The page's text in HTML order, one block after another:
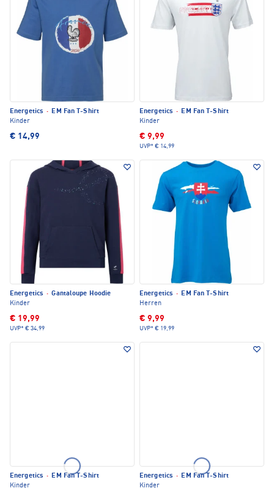
Energetics · EM Fan T-Shirt
Kinder
€ 14,99
Energetics · EM Fan T-Shirt
Kinder
€ 9,99
UVP* € 14,99
Energetics · Gantaloupe Hoodie
Kinder
€ 19,99
UVP* € 34,99
Energetics · EM Fan T-Shirt
Herren
€ 9,99
UVP* € 19,99
Energetics · EM Fan T-Shirt
Kinder
Energetics · EM Fan T-Shirt
Kinder